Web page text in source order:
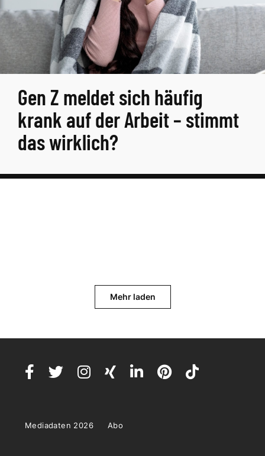
Gen Z meldet sich häufig
krank auf der Arbeit – stimmt
das wirklich?
Mehr laden
Mediadaten 2026 Abo